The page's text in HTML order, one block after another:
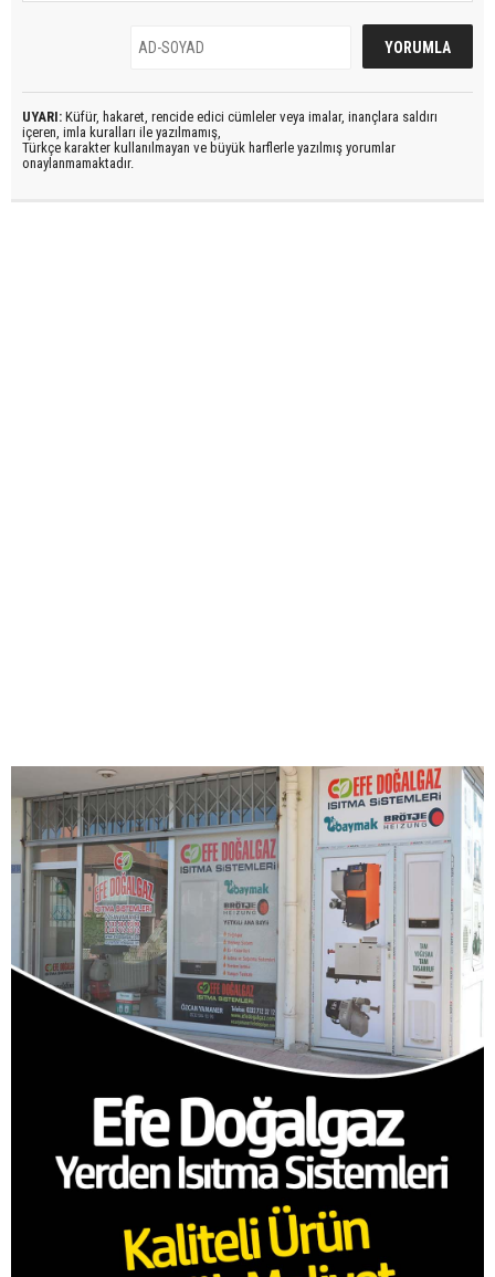
UYARI: Küfür, hakaret, rencide edici cümleler veya imalar, inançlara saldırı
içeren, imla kuralları ile yazılmamış,
Türkçe karakter kullanılmayan ve büyük harflerle yazılmış yorumlar
onaylanmamaktadır.